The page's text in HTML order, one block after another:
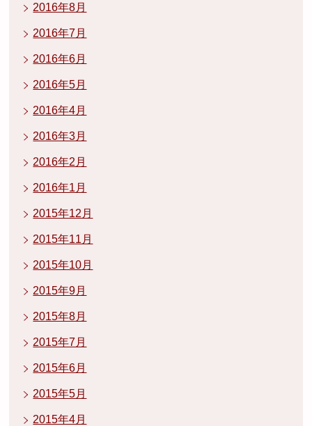
2016年8月
2016年7月
2016年6月
2016年5月
2016年4月
2016年3月
2016年2月
2016年1月
2015年12月
2015年11月
2015年10月
2015年9月
2015年8月
2015年7月
2015年6月
2015年5月
2015年4月